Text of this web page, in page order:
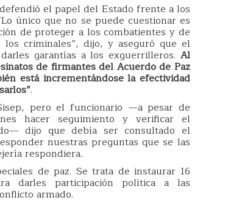
el papel del Estado frente a los
único que no se puede cuestionar es
de proteger a los combatientes y de
criminales”, dijo, y aseguró que el
garantías a los exguerrilleros. Al
de firmantes del Acuerdo de Paz
está incrementándose la efectividad
.
pero el funcionario —a pesar de
hacer seguimiento y verificar el
dijo que debía ser consultado el
nuestras preguntas que se las
respondiera.
de paz. Se trata de instaurar 16
darles participación política a las
armado.